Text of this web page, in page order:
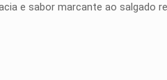
e sabor marcante ao salgado